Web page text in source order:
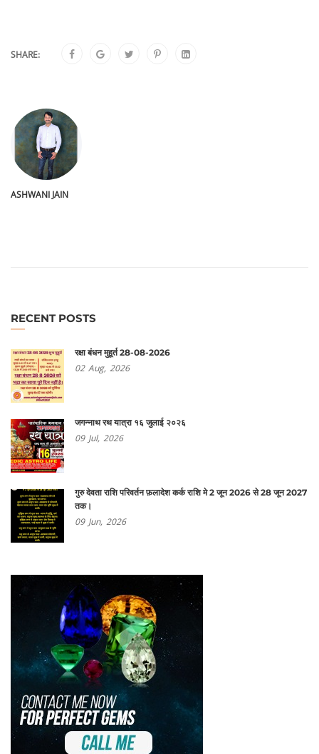
SHARE:
ASHWANI JAIN
RECENT POSTS
रक्षा बंधन मुहूर्त 28-08-2026
02 Aug, 2026
जगन्नाथ रथ यात्रा १६ जुलाई २०२६
09 Jul, 2026
गुरु देवता राशि परिवर्तन फ़लादेश कर्क राशि मे 2 जून 2026 से 28 जून 2027
तक।
09 Jun, 2026